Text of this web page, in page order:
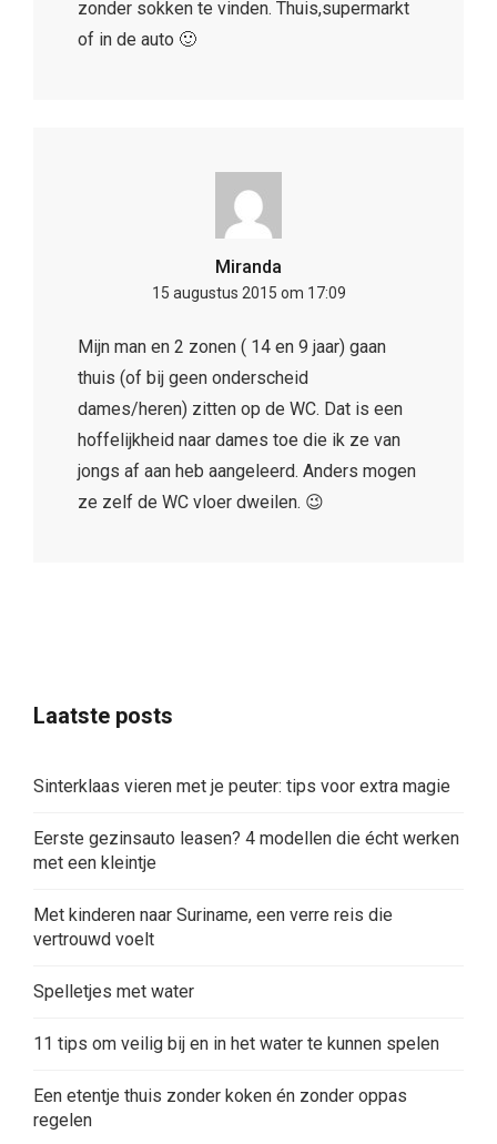
zonder sokken te vinden. Thuis,supermarkt
of in de auto 🙂
Miranda
15 augustus 2015 om 17:09
Mijn man en 2 zonen ( 14 en 9 jaar) gaan
thuis (of bij geen onderscheid
dames/heren) zitten op de WC. Dat is een
hoffelijkheid naar dames toe die ik ze van
jongs af aan heb aangeleerd. Anders mogen
ze zelf de WC vloer dweilen. 😉
Laatste posts
Sinterklaas vieren met je peuter: tips voor extra magie
Eerste gezinsauto leasen? 4 modellen die écht werken
met een kleintje
Met kinderen naar Suriname, een verre reis die
vertrouwd voelt
Spelletjes met water
11 tips om veilig bij en in het water te kunnen spelen
Een etentje thuis zonder koken én zonder oppas
regelen